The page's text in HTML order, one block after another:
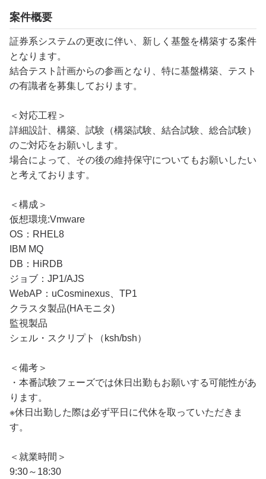
案件概要
証券系システムの更改に伴い、新しく基盤を構築する案件
となります。
結合テスト計画からの参画となり、特に基盤構築、テスト
の有識者を募集しております。
＜対応工程＞
詳細設計、構築、試験（構築試験、結合試験、総合試験）
のご対応をお願いします。
場合によって、その後の維持保守についてもお願いしたい
と考えております。
＜構成＞
仮想環境:Vmware
OS：RHEL8
IBM MQ
DB：HiRDB
ジョブ：JP1/AJS
WebAP：uCosminexus、TP1
クラスタ製品(HAモニタ)
監視製品
シェル・スクリプト（ksh/bsh）
＜備考＞
・本番試験フェーズでは休日出勤もお願いする可能性があ
ります。
※休日出勤した際は必ず平日に代休を取っていただきま
す。
＜就業時間＞
9:30～18:30